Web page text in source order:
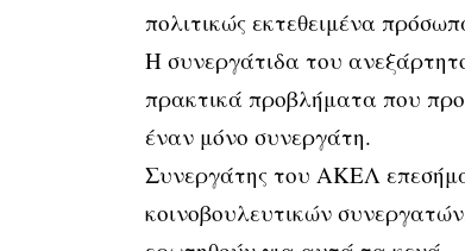
πολιτικώς εκτεθειμένα
Η συνεργάτιδα του
πρακτικά προβλήματα που
έναν μόνο συνεργάτη.
Συνεργάτης του ΑΚΕΛ
κοινοβουλευτικών